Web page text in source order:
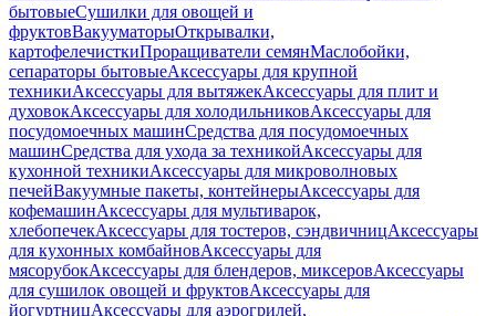
бытовыеСушилки для овощей и
фруктовВакууматорыОткрывалки,
картофелечисткиПроращиватели семянМаслобойки,
сепараторы бытовыеАксессуары для крупной
техникиАксессуары для вытяжекАксессуары для плит и
духовокАксессуары для холодильниковАксессуары для
посудомоечных машинСредства для посудомоечных
машинСредства для ухода за техникойАксессуары для
кухонной техникиАксессуары для микроволновых
печейВакуумные пакеты, контейнерыАксессуары для
кофемашинАксессуары для мультиварок,
хлебопечекАксессуары для тостеров, сэндвичницАксессуары
для кухонных комбайновАксессуары для
мясорубокАксессуары для блендеров, миксеровАксессуары
для сушилок овощей и фруктовАксессуары для
йогуртницАксессуары для аэрогрилей,